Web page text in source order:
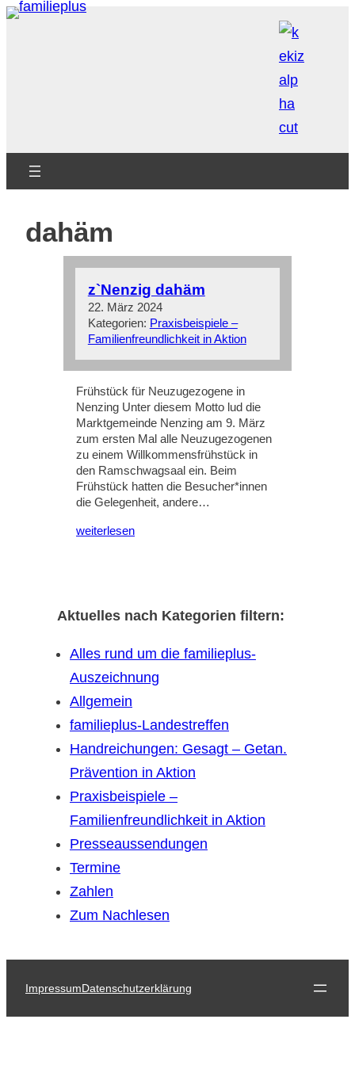
Zum
dahäm
z`Nenzig dahäm
22. März 2024
Kategorien: Praxisbeispiele –
Familienfreundlichkeit in Aktion
Frühstück für Neuzugezogene in
Nenzing Unter diesem Motto lud die
Marktgemeinde Nenzing am 9. März
zum ersten Mal alle Neuzugezogenen
zu einem Willkommensfrühstück in
den Ramschwagsaal ein. Beim
Frühstück hatten die Besucher*innen
die Gelegenheit, andere…
weiterlesen
Aktuelles nach Kategorien filtern:
Alles rund um die familieplus-
Auszeichnung
Allgemein
familieplus-Landestreffen
Handreichungen: Gesagt – Getan.
Prävention in Aktion
Praxisbeispiele –
Familienfreundlichkeit in Aktion
Presseaussendungen
Termine
Zahlen
Zum Nachlesen
ImpressumDatenschutzerklärung